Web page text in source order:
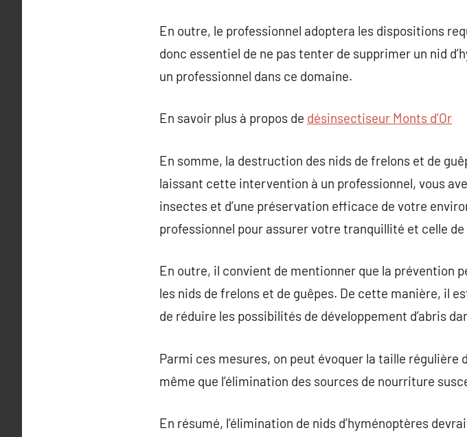
En outre, le professionnel adoptera les dispositions
donc essentiel de ne pas tenter de supprimer un nid
un professionnel dans ce domaine.
En savoir plus à propos de désinsectiseur Monts d’Or
En somme, la destruction des nids de frelons et de
laissant cette intervention à un professionnel, vous
insectes et d’une préservation efficace de votre
professionnel pour assurer votre tranquillité et celle
En outre, il convient de mentionner que la prévention
les nids de frelons et de guêpes. De cette manière, il
de réduire les possibilités de développement d’abris
Parmi ces mesures, on peut évoquer la taille
même que l’élimination des sources de nourriture
En résumé, l’élimination de nids d’hyménoptères